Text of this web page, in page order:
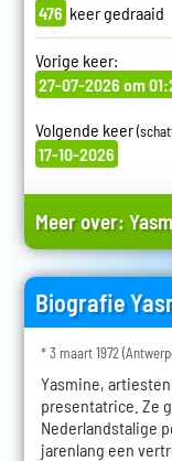
476 keer gedraaid
Vorige keer:
27-07-2026 om
Volgende keer
17-10-2026
Meer over:
Biografie
* 3 maart 1972
Yasmine,
presentatrice. Ze
Nederlandstalige
jarenlang een